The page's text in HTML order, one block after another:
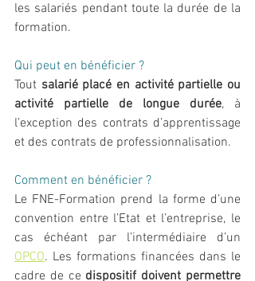
les salariés pendant toute la durée de la
formation.
Qui peut en bénéficier ?
Tout salarié placé en activité partielle ou
activité partielle de longue durée, à
l’exception des contrats d’apprentissage
et des contrats de professionnalisation.
Comment en bénéficier ?
Le FNE-Formation prend la forme d’une
convention entre l’Etat et l’entreprise, le
OPCO. Les formations financées dans le
cadre de ce dispositif doivent permettre